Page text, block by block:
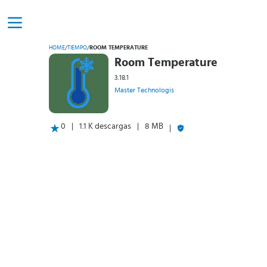
HOME/TIEMPO/ ROOM TEMPERATURE
Room Temperature
3.18.1
Master Technologis
0 1.1 K descargas 8 MB